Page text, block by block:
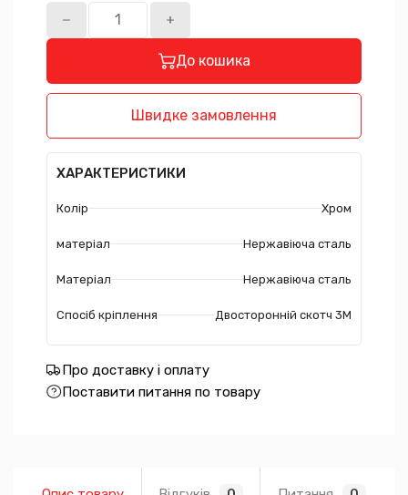
До кошика
Швидке замовлення
ХАРАКТЕРИСТИКИ
Колір Хром
матеріал Нержавіюча сталь
Матеріал Нержавіюча сталь
Спосіб кріплення Двосторонній скотч 3М
Про доставку і оплату
Поставити питання по товару